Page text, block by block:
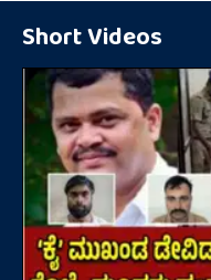
Short Videos